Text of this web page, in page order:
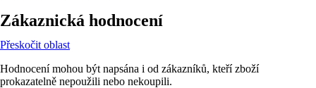
Zákaznická hodnocení
Přeskočit oblast
Hodnocení mohou být napsána i od zákazníků, kteří zboží
prokazatelně nepoužili nebo nekoupili.